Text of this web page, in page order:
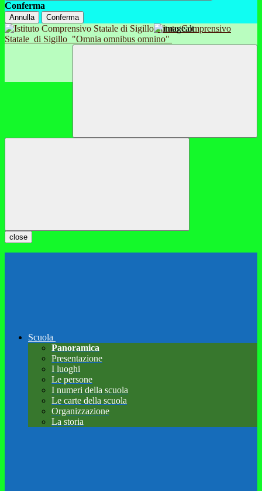
Conferma
Annulla Conferma
Istituto Comprensivo
Statale di Sigillo "Omnia omnibus omnino"
close
Scuola
Panoramica
Presentazione
I luoghi
Le persone
I numeri della scuola
Le carte della scuola
Organizzazione
La storia